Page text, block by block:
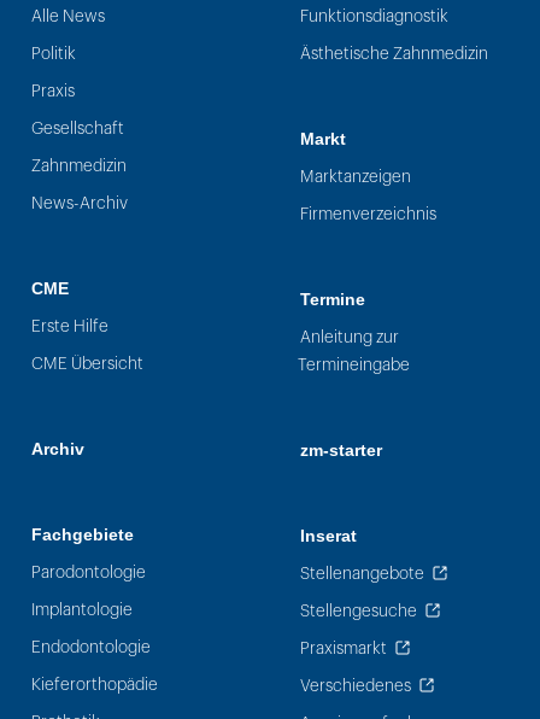
Alle News
Politik
Praxis
Gesellschaft
Zahnmedizin
News-Archiv
CME
Erste Hilfe
CME Übersicht
Archiv
Fachgebiete
Parodontologie
Implantologie
Endodontologie
Kieferorthopädie
Funktionsdiagnostik
Ästhetische Zahnmedizin
Markt
Marktanzeigen
Firmenverzeichnis
Termine
Anleitung zur
Termineingabe
zm-starter
Inserat
Stellenangebote
Stellengesuche
Praxismarkt
Verschiedenes